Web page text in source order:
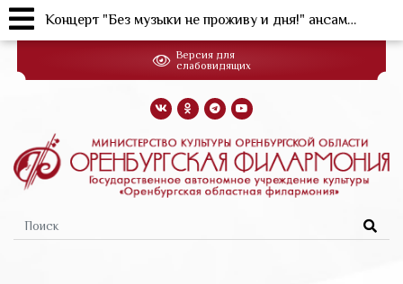
Перейти
основному
Форма
поиска
Версия для
слабовидящих
Концерт "Без музыки не проживу и дня!" ансамбля старинной и современной музыки "Дивертисмент" (30.09.2022 г.)